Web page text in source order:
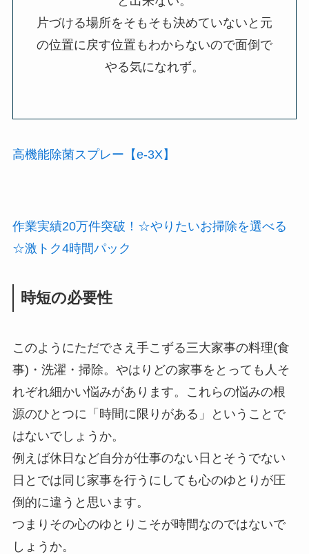
片づける場所をそもそも決めていないと元
の位置に戻す位置もわからないので面倒で
やる気になれず。
高機能除菌スプレー【e-3X】
作業実績20万件突破！☆やりたいお掃除を選べる
☆激トク4時間パック
時短の必要性
このようにただでさえ手こずる三大家事の料理(食
事)・洗濯・掃除。やはりどの家事をとっても人そ
れぞれ細かい悩みがあります。これらの悩みの根
源のひとつに「時間に限りがある」ということで
はないでしょうか。
例えば休日など自分が仕事のない日とそうでない
日とでは同じ家事を行うにしても心のゆとりが圧
倒的に違うと思います。
つまりその心のゆとりこそが時間なのではないで
しょうか。